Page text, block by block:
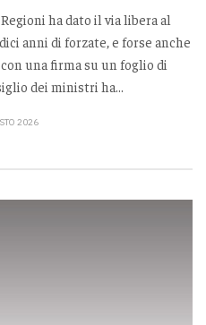
ha dato il via libera al
anni di forzate, e forse anche
una firma su un foglio di
dei ministri ha...
2026